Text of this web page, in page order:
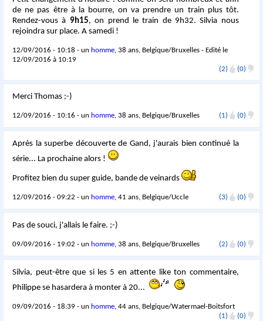
de ne pas être à la bourre, on va prendre un train plus tôt.
Rendez-vous à 9h15, on prend le train de 9h32. Silvia nous
rejoindra sur place. A samedi !
12/09/2016 - 10:18 - un homme, 38 ans, Belgique/Bruxelles - Edité le
12/09/2016 à 10:19
(2)
(0)
Merci Thomas ;-)
12/09/2016 - 10:16 - un homme, 38 ans, Belgique/Bruxelles (1) (0)
Après la superbe découverte de Gand, j'aurais bien continué la
série... La prochaine alors !
Profitez bien du super guide, bande de veinards
12/09/2016 - 09:22 - un homme, 41 ans, Belgique/Uccle (3) (0)
Pas de souci, j'allais le faire. ;-)
09/09/2016 - 19:02 - un homme, 38 ans, Belgique/Bruxelles (2) (0)
Silvia, peut-être que si les 5 en attente like ton commentaire,
Philippe se hasardera à monter à 20...
09/09/2016 - 18:39 - un homme, 44 ans, Belgique/Watermael-Boitsfort
(1)
(0)